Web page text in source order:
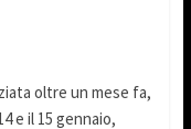
oltre un mese fa,
e il 15 gennaio,